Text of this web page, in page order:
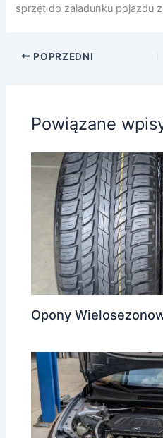
sprzęt do załadunku pojazdu
POPRZEDNI
Powiązane
Opony